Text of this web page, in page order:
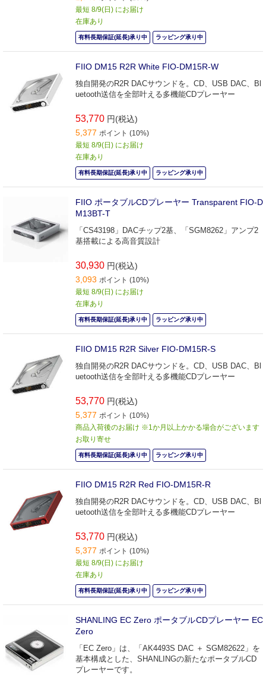
最短 8/9(日) にお届け
在庫あり
有料長期保証(延長)承り中 ラッピング承り中
FIIO DM15 R2R White FIO-DM15R-W
独自開発のR2R DACサウンドを。CD、USB DAC、Bl
uetooth送信を全部叶える多機能CDプレーヤー
53,770 円(税込)
5,377 ポイント (10%)
最短 8/9(日) にお届け
在庫あり
有料長期保証(延長)承り中 ラッピング承り中
FIIO ポータブルCDプレーヤー Transparent FIO-D
M13BT-T
「CS43198」DACチップ2基、「SGM8262」アンプ2
基搭載による高音質設計
30,930 円(税込)
3,093 ポイント (10%)
最短 8/9(日) にお届け
在庫あり
有料長期保証(延長)承り中 ラッピング承り中
FIIO DM15 R2R Silver FIO-DM15R-S
独自開発のR2R DACサウンドを。CD、USB DAC、Bl
uetooth送信を全部叶える多機能CDプレーヤー
53,770 円(税込)
5,377 ポイント (10%)
商品入荷後のお届け ※1か月以上かかる場合がございます
お取り寄せ
有料長期保証(延長)承り中 ラッピング承り中
FIIO DM15 R2R Red FIO-DM15R-R
独自開発のR2R DACサウンドを。CD、USB DAC、Bl
uetooth送信を全部叶える多機能CDプレーヤー
53,770 円(税込)
5,377 ポイント (10%)
最短 8/9(日) にお届け
在庫あり
有料長期保証(延長)承り中 ラッピング承り中
SHANLING EC Zero ポータブルCDプレーヤー EC
Zero
「EC Zero」は、「AK4493S DAC ＋ SGM82622」を
基本構成とした、SHANLINGの新たなポータブルCD
プレーヤーです。